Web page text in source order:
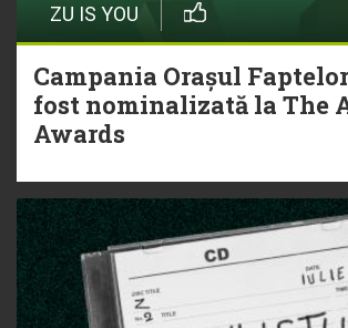
ZU IS YOU
Campania Orașul
fost nominalizată la The
Awards